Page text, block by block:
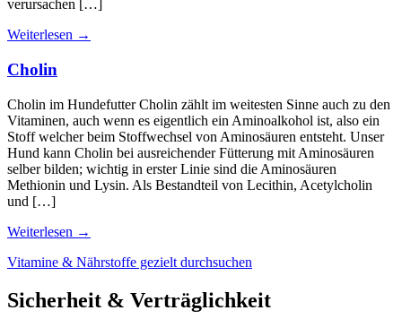
verursachen […]
Weiterlesen →
Cholin
Cholin im Hundefutter Cholin zählt im weitesten Sinne auch zu den
Vitaminen, auch wenn es eigentlich ein Aminoalkohol ist, also ein
Stoff welcher beim Stoffwechsel von Aminosäuren entsteht. Unser
Hund kann Cholin bei ausreichender Fütterung mit Aminosäuren
selber bilden; wichtig in erster Linie sind die Aminosäuren
Methionin und Lysin. Als Bestandteil von Lecithin, Acetylcholin
und […]
Weiterlesen →
Vitamine & Nährstoffe gezielt durchsuchen
Sicherheit & Verträglichkeit